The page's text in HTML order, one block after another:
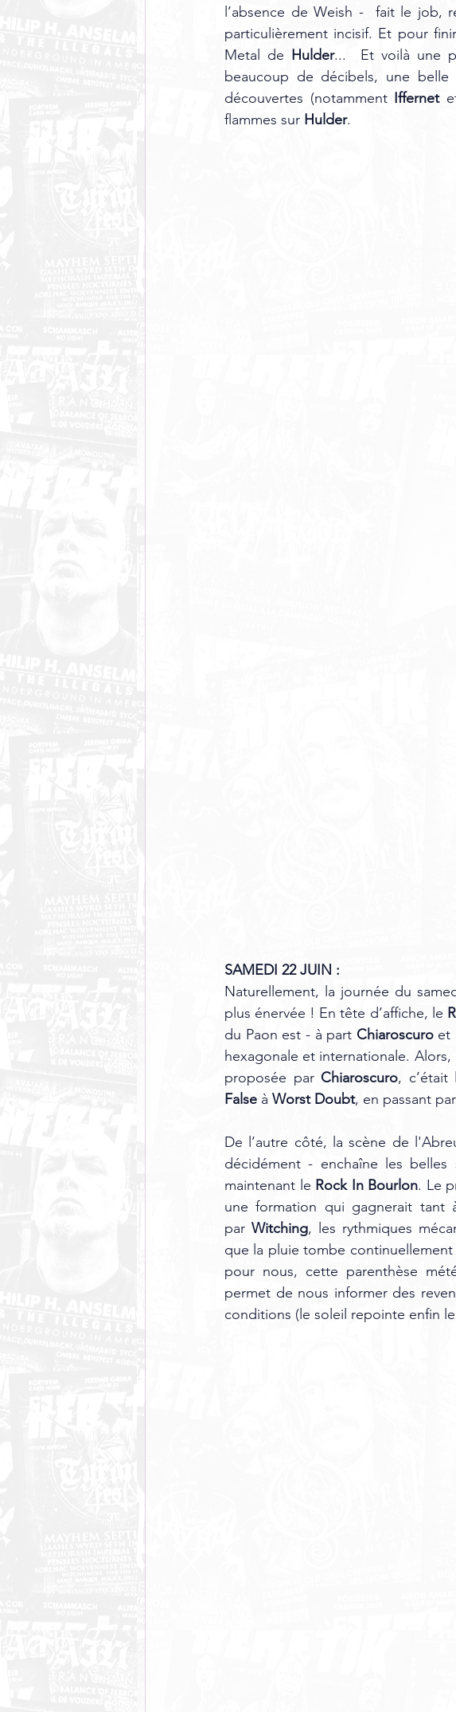
l’absence de Weish -  fait le job,
particulièrement incisif. Et pour
Metal de Hulder...  Et voilà une
beaucoup de décibels, une
découvertes (notamment Iffernet
flammes sur Hulder.
SAMEDI 22 JUIN :
Naturellement, la journée du
plus énervée ! En tête d’affiche, le
du Paon est - à part Chiaroscuro et
hexagonale et internationale. Alors,
proposée par Chiaroscuro
False à Worst Doubt, en passant par
De l’autre côté, la scène de
décidément - enchaîne les
maintenant le Rock In Bourlon. Le
une formation qui gagnerait tant
par Witching, les rythmiques
que la pluie tombe
pour nous, cette parenthèse
permet de nous informer des
conditions (le soleil repointe enfin